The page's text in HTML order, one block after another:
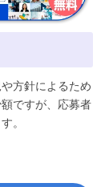
方針によるため
ですが、応募者
。